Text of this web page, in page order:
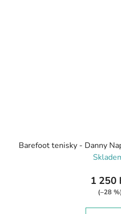
Barefoot tenisky - Danny
1 250
(–28